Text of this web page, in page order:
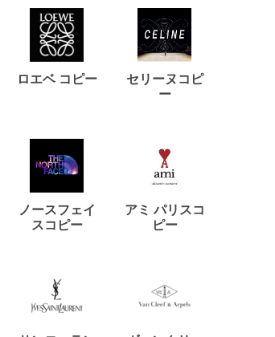
ロエベ コピー
セリーヌコピ
ー
ノースフェイ
スコピー
アミ パリスコ
ピー